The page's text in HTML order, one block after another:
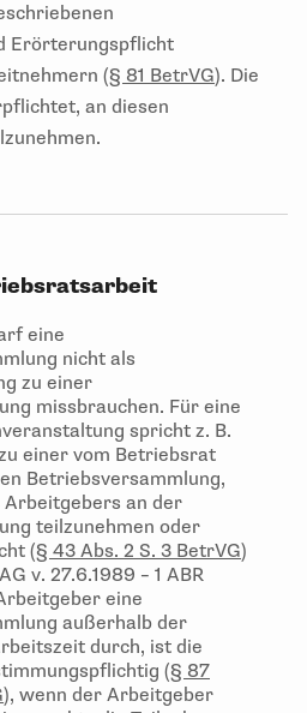
Erörterungspflicht
(§ 81 BetrVG). Die
an diesen
eine
nicht als
zu einer
missbrauchen. Für eine
spricht z. B.
einer vom Betriebsrat
Betriebsversammlung,
Arbeitgebers an der
teilzunehmen oder
(§ 43 Abs. 2 S. 3 BetrVG)
v. 27.6.1989 – 1 ABR
eine
außerhalb der
durch, ist die
(§ 87
), wenn der Arbeitgeber